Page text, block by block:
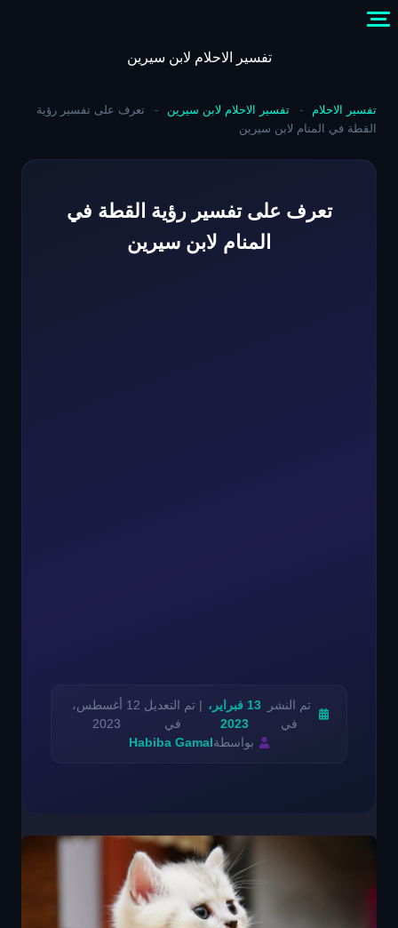
content
تفسير الاحلام لابن سيرين
تفسير الاحلام - تفسير الاحلام لابن سيرين -
تعرف على تفسير رؤية
القطة في المنام لابن سيرين
تعرف على تفسير رؤية القطة في
المنام لابن سيرين
تم النشر
في
13 فبراير،
2023
| تم التعديل
في
12 أغسطس،
2023
بواسطة Habiba Gamal